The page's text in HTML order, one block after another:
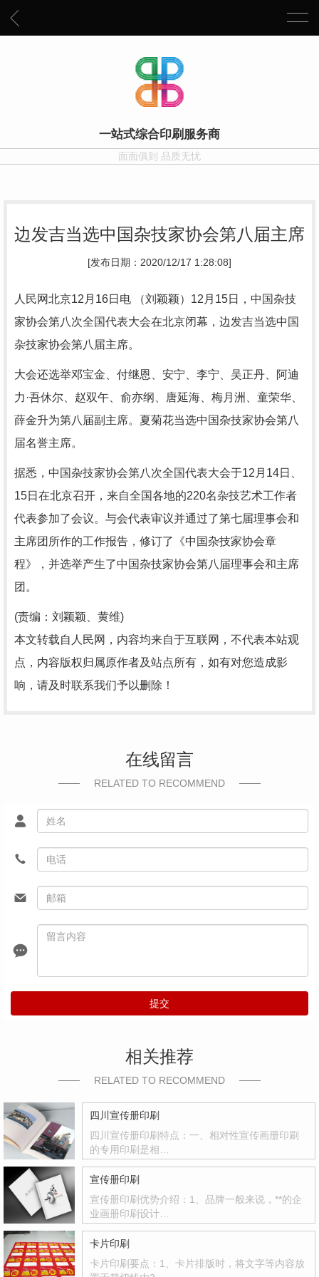
一站式综合印刷服务商
面面俱到 品质无忧
边发吉当选中国杂技家协会第八届主席
[发布日期：2020/12/17 1:28:08]
人民网北京12月16日电 （刘颖颖）12月15日，中国杂技
家协会第八次全国代表大会在北京闭幕，边发吉当选中国
杂技家协会第八届主席。
大会还选举邓宝金、付继恩、安宁、李宁、吴正丹、阿迪
力·吾休尔、赵双午、俞亦纲、唐延海、梅月洲、童荣华、
薛金升为第八届副主席。夏菊花当选中国杂技家协会第八
届名誉主席。
据悉，中国杂技家协会第八次全国代表大会于12月14日、
15日在北京召开，来自全国各地的220名杂技艺术工作者
代表参加了会议。与会代表审议并通过了第七届理事会和
主席团所作的工作报告，修订了《中国杂技家协会章
程》，并选举产生了中国杂技家协会第八届理事会和主席
团。
(责编：刘颖颖、黄维)
本文转载自人民网，内容均来自于互联网，不代表本站观
点，内容版权归属原作者及站点所有，如有对您造成影
响，请及时联系我们予以删除！
在线留言
RELATED TO RECOMMEND
提交
相关推荐
RELATED TO RECOMMEND
四川宣传册印刷
四川宣传册印刷特点：一、相对性宣传画册印刷
的专用印刷是相…
宣传册印刷
宣传册印刷优势介绍：1、品牌一般来说，**的企
业画册印刷设计…
卡片印刷
卡片印刷要点：1、卡片排版时，将文字等内容放